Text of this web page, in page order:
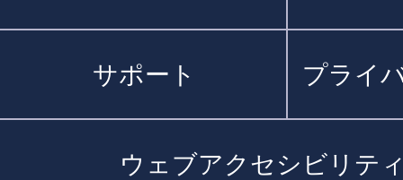
サポート プライ
ウェブアクセシビリテ